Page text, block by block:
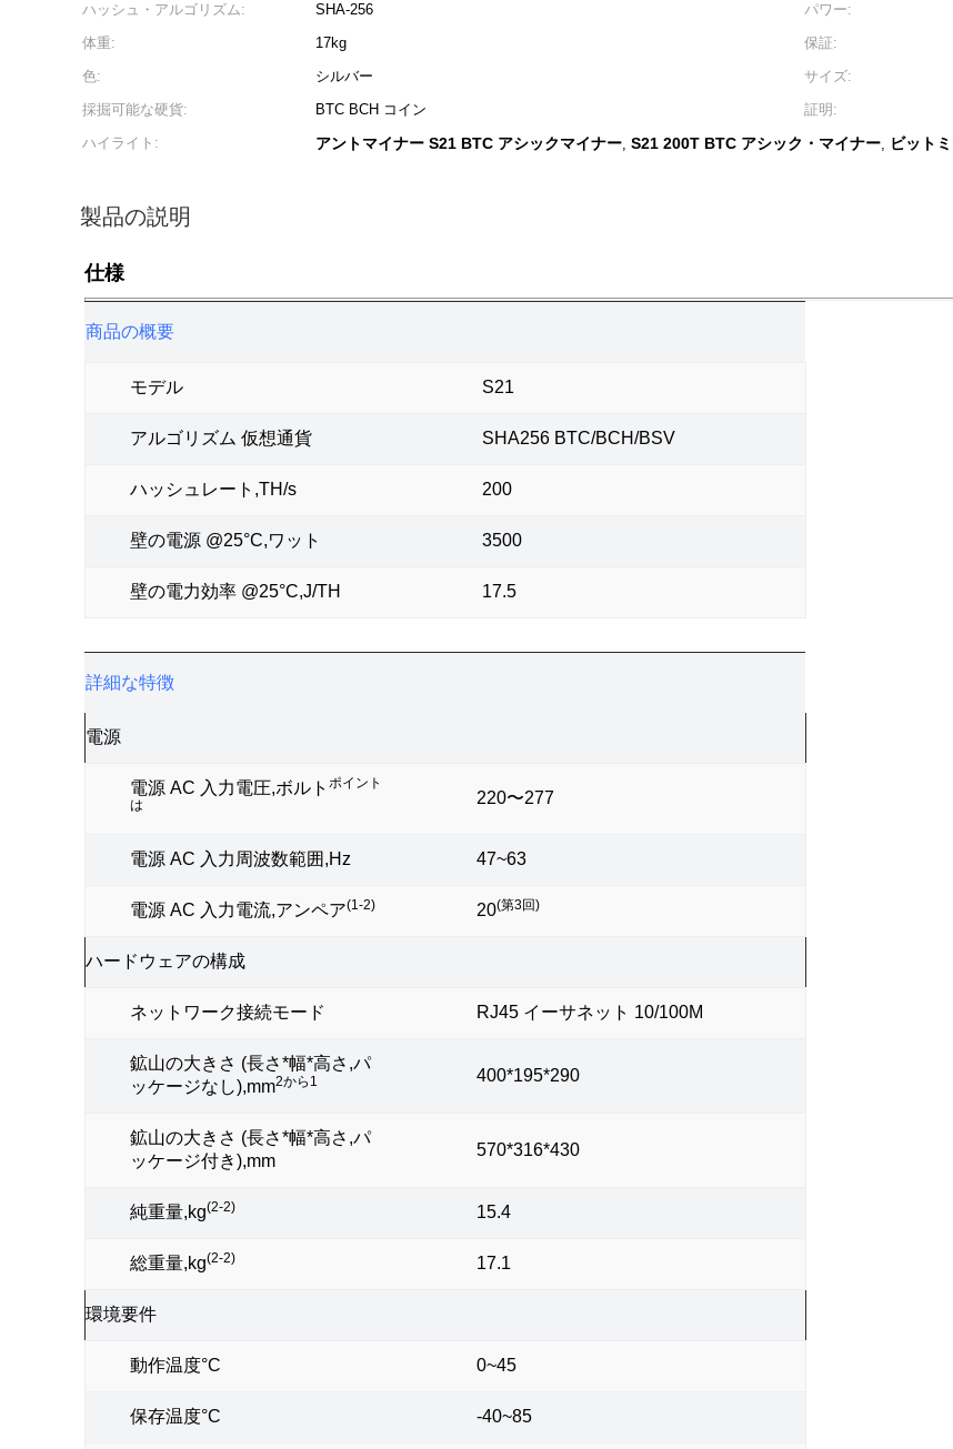
ハッシュ・アルゴリズム:
SHA-256 パワー:
体重:
17kg 保証:
色:
シルバー サイズ:
採掘可能な硬貨:
BTC BCH コイン 証明:
ハイライト:
アントマイナー S21 BTC アシックマイナー, S21 200T BTC アシック・マイナー, ビット
製品の説明
仕様
商品の概要
モデル S21
アルゴリズム 仮想通貨 SHA256 BTC/BCH/BSV
ハッシュレート,TH/s 200
壁の電源 @25°C,ワット 3500
壁の電力効率 @25°C,J/TH 17.5
詳細な特徴
電源
電源 AC 入力電圧,ボルト ポイント
は
220〜277
電源 AC 入力周波数範囲,Hz 47~63
電源 AC 入力電流,アンペア(1-2) 20(第3回)
ハードウェアの構成
ネットワーク接続モード RJ45 イーサネット 10/100M
鉱山の大きさ (長さ*幅*高さ,パ
ッケージなし),mm2から1 400*195*290
鉱山の大きさ (長さ*幅*高さ,パ
ッケージ付き),mm
570*316*430
純重量,kg(2-2) 15.4
総重量,kg(2-2) 17.1
環境要件
動作温度°C 0~45
保存温度°C -40~85